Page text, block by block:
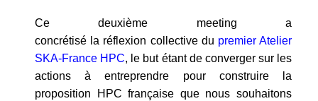
Ce deuxième meeting a
concrétisé la réflexion collective du premier Atelier
SKA-France HPC, le but étant de converger sur les
actions à entreprendre pour construire la
proposition HPC française que nous souhaitons